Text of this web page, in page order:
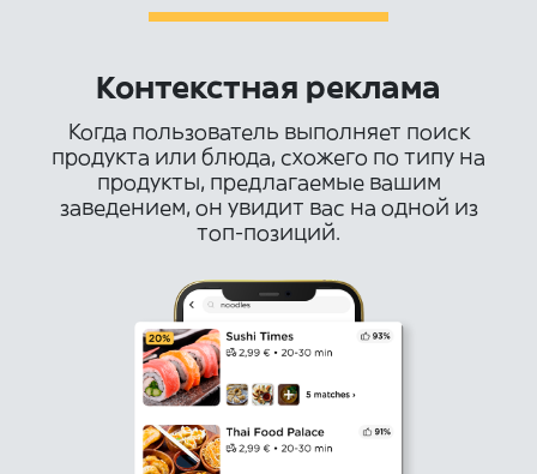
Контекстная реклама
Когда пользователь выполняет поиск
продукта или блюда, схожего по типу на
продукты, предлагаемые вашим
заведением, он увидит вас на одной из
топ-позиций.